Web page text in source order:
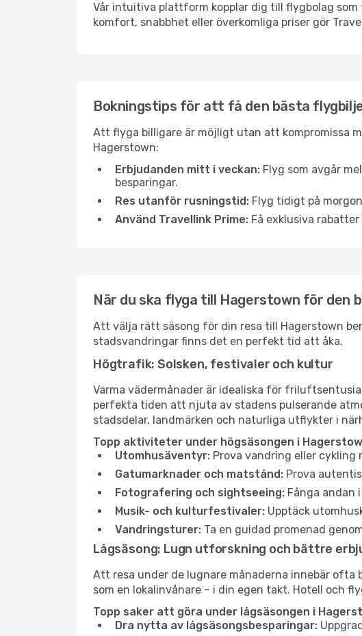
Vår intuitiva plattform kopplar dig till flygbolag
komfort, snabbhet eller överkomliga priser gör
Bokningstips för att få den bästa
Att flyga billigare är möjligt utan att kompromissa
Hagerstown:
Erbjudanden mitt i veckan: Flyg som avgår
besparingar.
Res utanför rusningstid: Flyg tidigt på
Använd Travellink Prime: Få exklusiva
När du ska flyga till Hagerstown för den
Att välja rätt säsong för din resa till Hagerstown
stadsvandringar finns det en perfekt tid att åka.
Högtrafik: Solsken, festivaler och kultur
Varma vädermånader är idealiska för
perfekta tiden att njuta av stadens pulserande
stadsdelar, landmärken och naturliga utflykter i
Topp aktiviteter under högsäsongen i
Utomhusäventyr: Prova vandring eller
Gatumarknader och matstånd: Prova
Fotografering och sightseeing: Fånga andan
Musik- och kulturfestivaler: Upptäck
Vandringsturer: Ta en guidad promenad
Lågsäsong: Lugn utforskning och bättre
Att resa under de lugnare månaderna innebär
som en lokalinvånare – i din egen takt. Hotell och
Topp saker att göra under lågsäsongen i
Dra nytta av lågsäsongsbesparingar: